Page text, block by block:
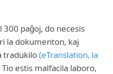
300 paĝoj, do necesis
la dokumenton, kaj
tradukilo(eTranslation, la
Tio estis malfacila laboro,